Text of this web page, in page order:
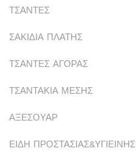
ΤΣΑΝΤΕΣ
ΣΑΚΙΔΙΑ ΠΛΑΤΗΣ
ΤΣΑΝΤΕΣ ΑΓΟΡΑΣ
ΤΣΑΝΤΑΚΙΑ ΜΕΣΗΣ
ΑΞΕΣΟΥΑΡ
ΕΙΔΗ ΠΡΟΣΤΑΣΙΑΣ&ΥΓΙΕΙΝΗΣ